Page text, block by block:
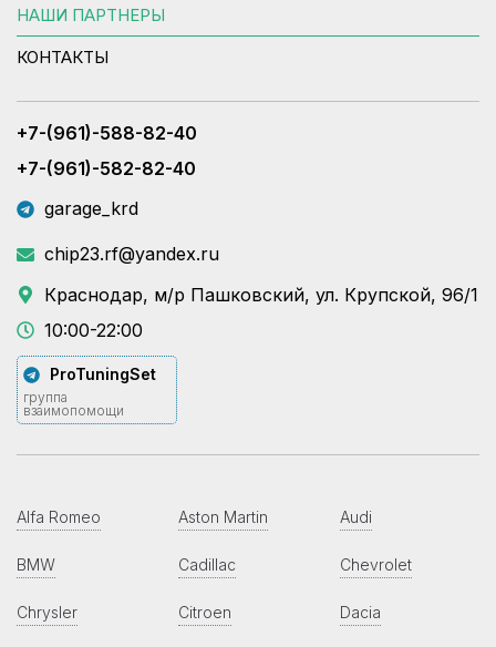
НАШИ ПАРТНЕРЫ
КОНТАКТЫ
+7-(961)-588-82-40
+7-(961)-582-82-40
garage_krd
chip23.rf@yandex.ru
Краснодар, м/р Пашковский, ул. Крупской, 96/1
10:00-22:00
ProTuningSet
группа
взаимопомощи
Alfa Romeo Aston Martin Audi
BMW Cadillac Chevrolet
Chrysler Citroen Dacia